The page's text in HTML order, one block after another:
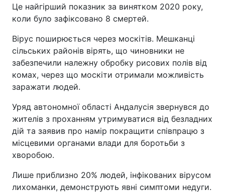
Це найгірший показник за винятком 2020 року,
коли було зафіксовано 8 смертей.
Вірус поширюється через москітів. Мешканці
сільських районів вірять, що чиновники не
забезпечили належну обробку рисових полів від
комах, через що москіти отримали можливість
заражати людей.
Уряд автономної області Андалусія звернувся до
жителів з проханням утримуватися від безладних
дій та заявив про намір покращити співпрацю з
місцевими органами влади для боротьби з
хворобою.
Лише приблизно 20% людей, інфікованих вірусом
лихоманки, демонструють явні симптоми недуги.